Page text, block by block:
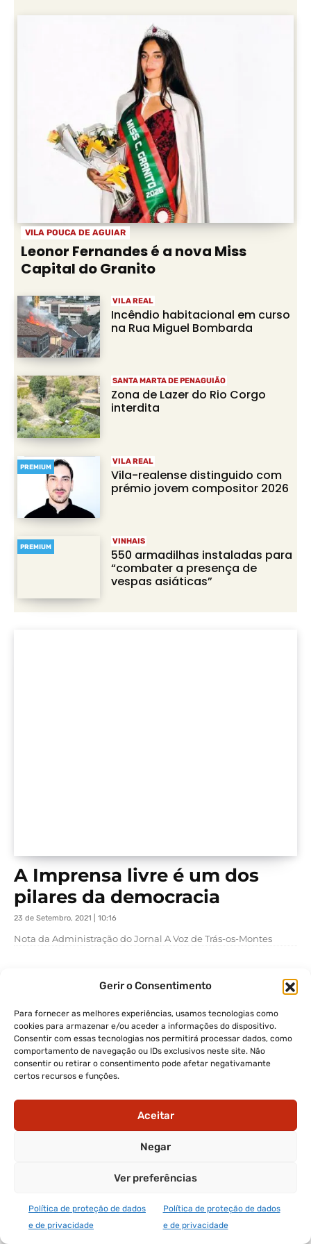
Gerir o Consentimento
Para fornecer as melhores experiências, usamos tecnologias como
cookies para armazenar e/ou aceder a informações do dispositivo.
Consentir com essas tecnologias nos permitirá processar dados, como
comportamento de navegação ou IDs exclusivos neste site. Não
consentir ou retirar o consentimento pode afetar negativamante
certos recursos e funções.
Aceitar
Negar
Ver preferências
Política de proteção de dados
e de privacidade
Política de proteção de dados
e de privacidade
VILA POUCA DE AGUIAR
Leonor Fernandes é a nova Miss
Capital do Granito
VILA REAL
Incêndio habitacional em curso
na Rua Miguel Bombarda
SANTA MARTA DE PENAGUIÃO
Zona de Lazer do Rio Corgo
interdita
PREMIUM
VILA REAL
Vila-realense distinguido com
prémio jovem compositor 2026
PREMIUM
VINHAIS
550 armadilhas instaladas para
“combater a presença de
vespas asiáticas”
A Imprensa livre é um dos
pilares da democracia
23 de Setembro, 2021 | 10:16
Nota da Administração do Jornal A Voz de Trás-os-Montes
ÚLTIMAS NOTÍCIAS
PCP apoia viticultores na